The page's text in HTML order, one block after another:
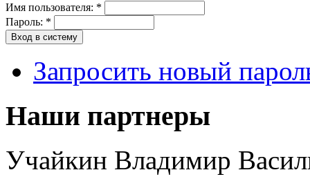
Имя пользователя: *
Пароль: *
Запросить новый
Наши партнеры
Учайкин Владимир